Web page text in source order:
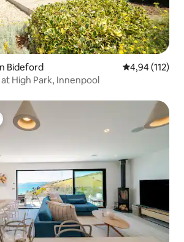
Bideford
4,94 (112)
High Park, Innenpool